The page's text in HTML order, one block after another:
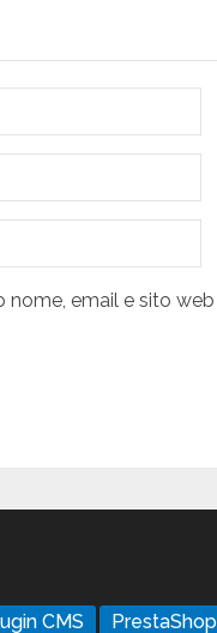
nome, email e sito
CMS PrestaShop